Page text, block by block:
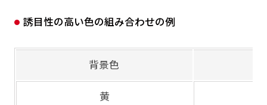
誘目性の高い色の組み合わせの例
背景色
黄